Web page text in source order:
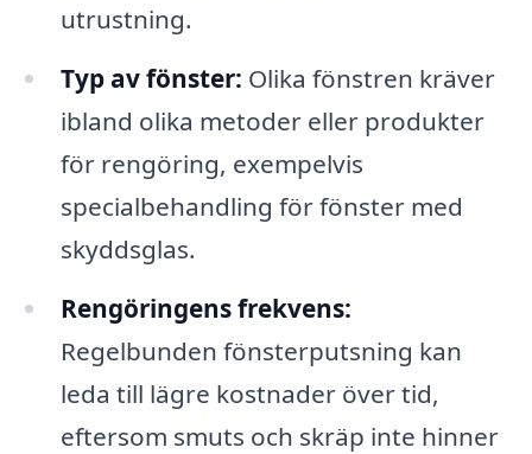
utrustning.
Typ av fönster: Olika fönstren kräver
ibland olika metoder eller produkter
för rengöring, exempelvis
specialbehandling för fönster med
skyddsglas.
Rengöringens frekvens:
Regelbunden fönsterputsning kan
leda till lägre kostnader över tid,
eftersom smuts och skräp inte hinner